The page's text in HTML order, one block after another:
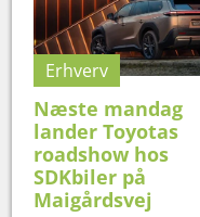
Erhverv
Næste mandag
lander Toyotas
roadshow hos
SDKbiler på
Maigårdsvej